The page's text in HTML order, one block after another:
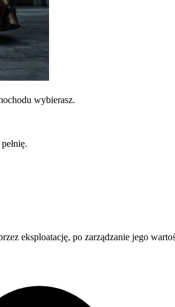
wybierasz.
eksploatację, po zarządzanie jego